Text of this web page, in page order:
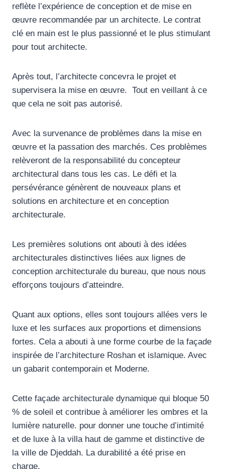
reflète l’expérience de conception et de mise en
œuvre recommandée par un architecte. Le contrat
clé en main est le plus passionné et le plus stimulant
pour tout architecte.
Après tout, l’architecte concevra le projet et
supervisera la mise en œuvre. Tout en veillant à ce
que cela ne soit pas autorisé.
Avec la survenance de problèmes dans la mise en
œuvre et la passation des marchés. Ces problèmes
relèveront de la responsabilité du concepteur
architectural dans tous les cas. Le défi et la
persévérance génèrent de nouveaux plans et
solutions en architecture et en conception
architecturale.
Les premières solutions ont abouti à des idées
architecturales distinctives liées aux lignes de
conception architecturale du bureau, que nous nous
efforçons toujours d’atteindre.
Quant aux options, elles sont toujours allées vers le
luxe et les surfaces aux proportions et dimensions
fortes. Cela a abouti à une forme courbe de la façade
inspirée de l’architecture Roshan et islamique. Avec
un gabarit contemporain et Moderne.
Cette façade architecturale dynamique qui bloque 50
% de soleil et contribue à améliorer les ombres et la
lumière naturelle. pour donner une touche d’intimité
et de luxe à la villa haut de gamme et distinctive de
la ville de Djeddah. La durabilité a été prise en
charge.